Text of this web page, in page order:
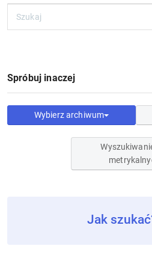
Spróbuj inaczej
Wybierz archiwum
Jak